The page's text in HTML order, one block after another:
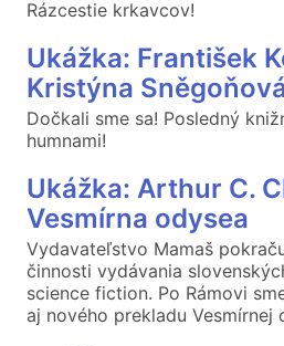
Rázcestie krkavcov!
Ukážka: František
Kristýna
Dočkali sme sa! Posledný
humnami!
Ukážka: Arthur C.
Vesmírna odysea
Vydavateľstvo Mamaš
činnosti vydávania
science fiction. Po Rámovi
aj nového prekladu Vesmírnej